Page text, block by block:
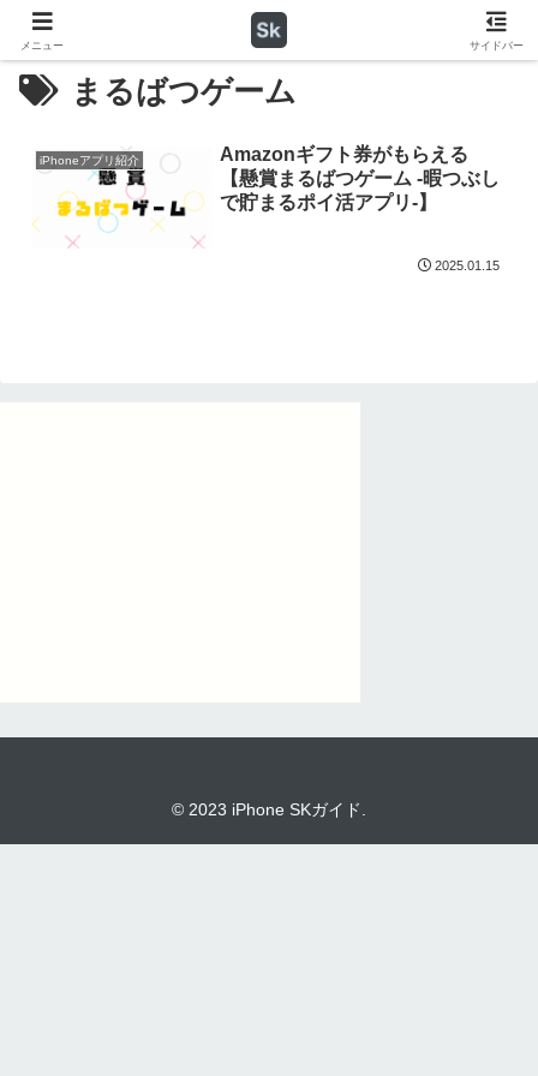
まるばつゲーム
iPhoneアプリ紹介
Amazonギフト券がもらえる
【懸賞まるばつゲーム -暇つぶし
で貯まるポイ活アプリ-】
2025.01.15
© 2023 iPhone SKガイド.
メニュー サイドバー